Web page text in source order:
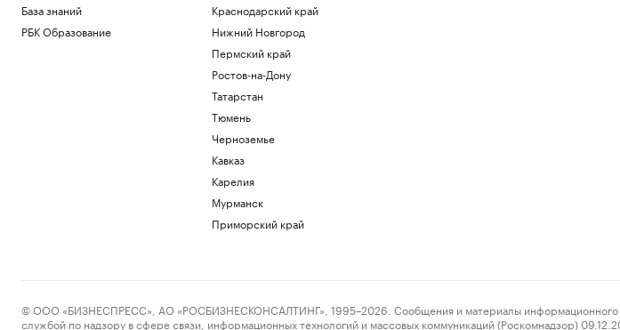
База знаний
РБК Образование
Краснодарский край
Нижний Новгород
Пермский край
Ростов-на-Дону
Татарстан
Тюмень
Черноземье
Кавказ
Карелия
Мурманск
Приморский край
© ООО «БИЗНЕСПРЕСС», АО «РОСБИЗНЕСКОНСАЛТИНГ», 1995–2026. Сообщения и материалы информационного
службой по надзору в сфере связи, информационных технологий и массовых коммуникаций (Роскомнадзор)